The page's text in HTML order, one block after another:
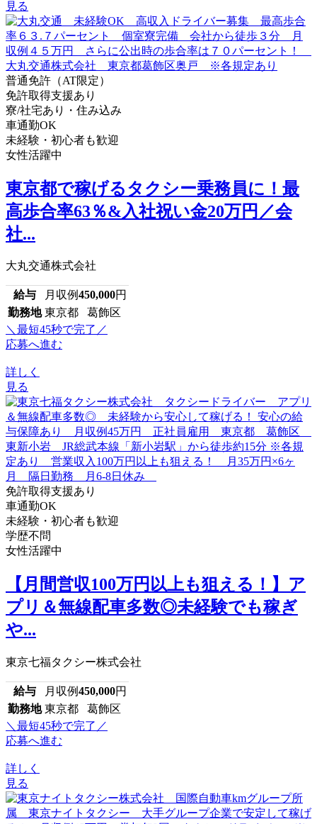
見る
普通免許（AT限定）
免許取得支援あり
寮/社宅あり・住み込み
車通勤OK
未経験・初心者も歓迎
女性活躍中
東京都で稼げるタクシー乗務員に！最
高歩合率63％&入社祝い金20万円／会
社...
大丸交通株式会社
給与 月収例450,000円
勤務地 東京都 葛飾区
＼最短45秒で完了／
応募へ進む
詳しく
見る
免許取得支援あり
車通勤OK
未経験・初心者も歓迎
学歴不問
女性活躍中
【月間営収100万円以上も狙える！】ア
プリ＆無線配車多数◎未経験でも稼ぎ
や...
東京七福タクシー株式会社
給与 月収例450,000円
勤務地 東京都 葛飾区
＼最短45秒で完了／
応募へ進む
詳しく
見る